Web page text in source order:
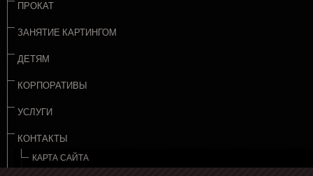
ПРОКАТ
ЗАНЯТИЕ КАРТИНГОМ
ДЕТЯМ
КОРПОРАТИВЫ
УСЛУГИ
КОНТАКТЫ
КАРТА САЙТА